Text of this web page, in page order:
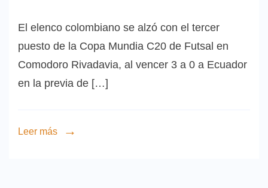
El elenco colombiano se alzó con el tercer
puesto de la Copa Mundia C20 de Futsal en
Comodoro Rivadavia, al vencer 3 a 0 a Ecuador
en la previa de […]
Leer más